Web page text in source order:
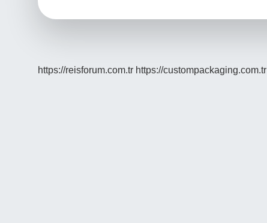
https://reisforum.com.tr https://custompackaging.com.tr